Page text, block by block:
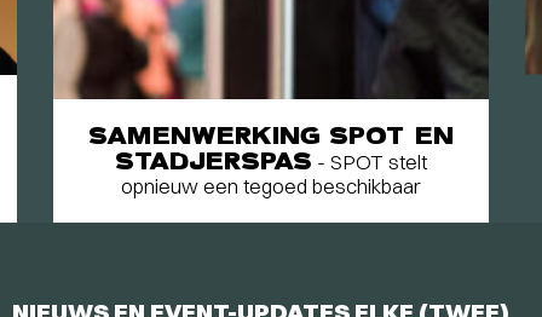
SAMENWERKING SPOT EN
STADJERSPAS - SPOT stelt
opnieuw een tegoed beschikbaar
NIEUWS EN EVENT-UPDATES ELKE (TWEE)